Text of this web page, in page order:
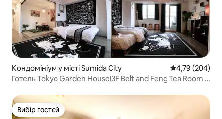
Кондомініум у місті Sumida City Середня
4,79 (204)
Готель Tokyo Garden House!3F Belt and Feng Tea Room з
Вибір гостей
Вибір гостей